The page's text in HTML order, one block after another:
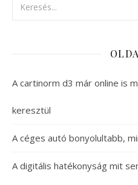
A cartinorm d3 már online is
keresztül
A céges autó bonyolultabb,
A digitális hatékonyság mit